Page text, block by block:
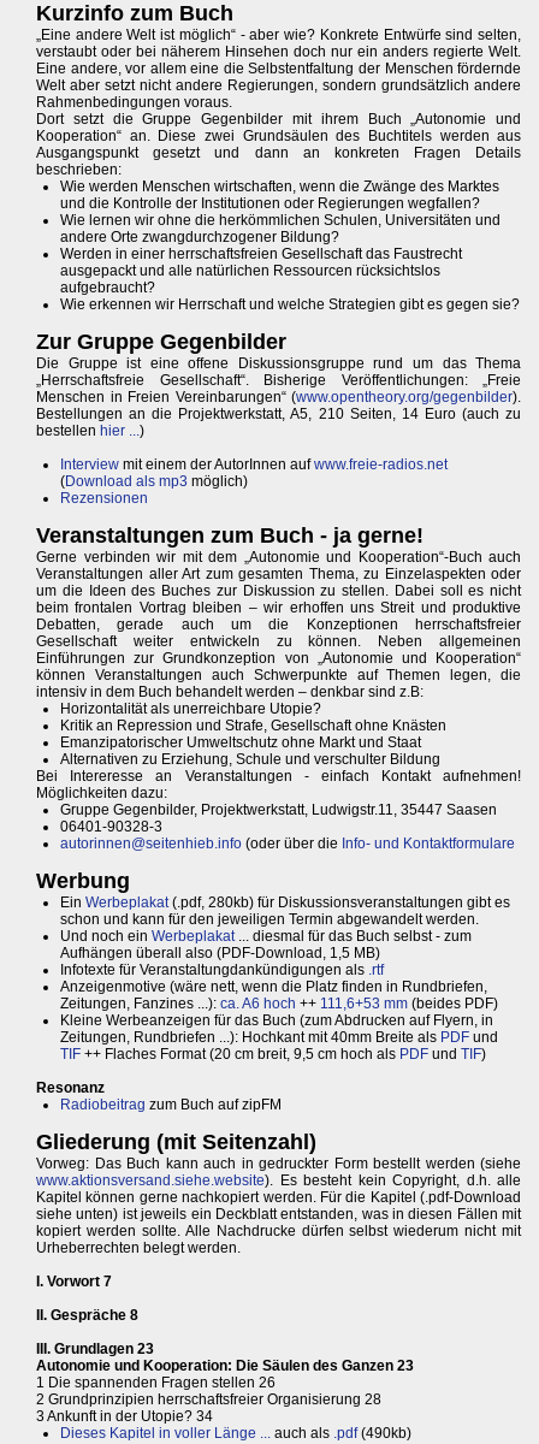
Kurzinfo zum Buch
„Eine andere Welt ist möglich“ - aber wie? Konkrete Entwürfe sind selten,
verstaubt oder bei näherem Hinsehen doch nur ein anders regierte Welt.
Eine andere, vor allem eine die Selbstentfaltung der Menschen fördernde
Welt aber setzt nicht andere Regierungen, sondern grundsätzlich andere
Rahmenbedingungen voraus.
Dort setzt die Gruppe Gegenbilder mit ihrem Buch „Autonomie und
Kooperation“ an. Diese zwei Grundsäulen des Buchtitels werden aus
Ausgangspunkt gesetzt und dann an konkreten Fragen Details
beschrieben:
Wie werden Menschen wirtschaften, wenn die Zwänge des Marktes
und die Kontrolle der Institutionen oder Regierungen wegfallen?
Wie lernen wir ohne die herkömmlichen Schulen, Universitäten und
andere Orte zwangdurchzogener Bildung?
Werden in einer herrschaftsfreien Gesellschaft das Faustrecht
ausgepackt und alle natürlichen Ressourcen rücksichtslos
aufgebraucht?
Wie erkennen wir Herrschaft und welche Strategien gibt es gegen sie?
Zur Gruppe Gegenbilder
Die Gruppe ist eine offene Diskussionsgruppe rund um das Thema
„Herrschaftsfreie Gesellschaft“. Bisherige Veröffentlichungen: „Freie
Menschen in Freien Vereinbarungen“ (www.opentheory.org/gegenbilder).
Bestellungen an die Projektwerkstatt, A5, 210 Seiten, 14 Euro (auch zu
bestellen hier ...)
Interview mit einem der AutorInnen aufwww.freie-radios.net
(Download als mp3 möglich)
Rezensionen
Veranstaltungen zum Buch - ja gerne!
Gerne verbinden wir mit dem „Autonomie und Kooperation“-Buch auch
Veranstaltungen aller Art zum gesamten Thema, zu Einzelaspekten oder
um die Ideen des Buches zur Diskussion zu stellen. Dabei soll es nicht
beim frontalen Vortrag bleiben – wir erhoffen uns Streit und produktive
Debatten, gerade auch um die Konzeptionen herrschaftsfreier
Gesellschaft weiter entwickeln zu können. Neben allgemeinen
Einführungen zur Grundkonzeption von „Autonomie und Kooperation“
können Veranstaltungen auch Schwerpunkte auf Themen legen, die
intensiv in dem Buch behandelt werden – denkbar sind z.B:
Horizontalität als unerreichbare Utopie?
Kritik an Repression und Strafe, Gesellschaft ohne Knästen
Emanzipatorischer Umweltschutz ohne Markt und Staat
Alternativen zu Erziehung, Schule und verschulter Bildung
Bei Intereresse an Veranstaltungen - einfach Kontakt aufnehmen!
Möglichkeiten dazu:
Gruppe Gegenbilder, Projektwerkstatt, Ludwigstr.11, 35447 Saasen
06401-90328-3
autorinnen@seitenhieb.info (oder über die Info- und Kontaktformulare
Werbung
Ein Werbeplakat(.pdf, 280kb) für Diskussionsveranstaltungen gibt es
schon und kann für den jeweiligen Termin abgewandelt werden.
Und noch ein Werbeplakat... diesmal für das Buch selbst - zum
Aufhängen überall also (PDF-Download, 1,5 MB)
Infotexte für Veranstaltungdankündigungen als .rtf
Anzeigenmotive (wäre nett, wenn die Platz finden in Rundbriefen,
Zeitungen, Fanzines ...): ca. A6 hoch ++ 111,6+53 mm (beides PDF)
Kleine Werbeanzeigen für das Buch (zum Abdrucken auf Flyern, in
Zeitungen, Rundbriefen ...): Hochkant mit 40mm Breite als PDF und
TIF ++ Flaches Format (20 cm breit, 9,5 cm hoch als PDF und TIF)
Resonanz
Radiobeitrag zum Buch auf zipFM
Gliederung (mit Seitenzahl)
Vorweg: Das Buch kann auch in gedruckter Form bestellt werden (siehe
www.aktionsversand.siehe.website). Es besteht kein Copyright, d.h. alle
Kapitel können gerne nachkopiert werden. Für die Kapitel (.pdf-Download
siehe unten) ist jeweils ein Deckblatt entstanden, was in diesen Fällen mit
kopiert werden sollte. Alle Nachdrucke dürfen selbst wiederum nicht mit
Urheberrechten belegt werden.
I. Vorwort 7
II. Gespräche 8
III. Grundlagen 23
Autonomie und Kooperation: Die Säulen des Ganzen 23
1 Die spannenden Fragen stellen 26
2 Grundprinzipien herrschaftsfreier Organisierung 28
3 Ankunft in der Utopie? 34
Dieses Kapitel in voller Länge ... auch als .pdf(490kb)